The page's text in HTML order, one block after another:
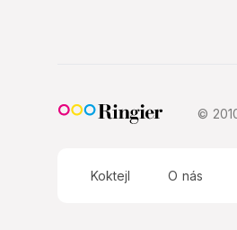
©
Koktejl O nás